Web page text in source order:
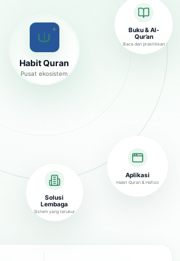
✦
Habit Quran
Pusat ekosistem
Buku & Al-
Qur’an
Baca dan praktikkan
Solusi
Lembaga
Sistem yang terukur
Aplikasi
Habit Quran & Hafizo